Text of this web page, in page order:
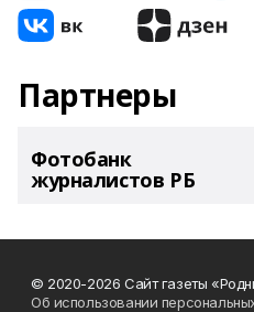
Партнеры
Фотобанк
журналистов РБ
© 2020-2026 Сайт газеты
Об использовании